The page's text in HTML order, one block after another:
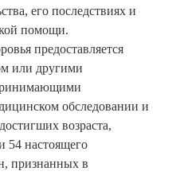
его последствиях и
помощи.
предоставляется
или другими
обследовании и
возраста,
54 настоящего
признанных в